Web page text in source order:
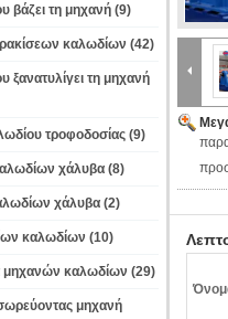
βάζει τη μηχανή (9)
καλωδίων (42)
ξανατυλίγει τη μηχανή
τροφοδοσίας (9)
χάλυβα (8)
χάλυβα (2)
καλωδίων (10)
μηχανών καλωδίων (29)
μηχανή